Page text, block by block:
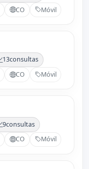
CO Móvil
13consultas
CO Móvil
9consultas
CO Móvil